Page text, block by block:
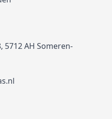
5712 AH Someren-